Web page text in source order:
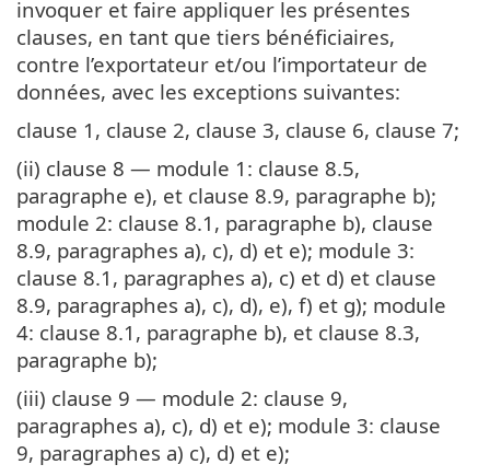
invoquer et faire appliquer les présentes
clauses, en tant que tiers bénéficiaires,
contre l’exportateur et/ou l’importateur de
données, avec les exceptions suivantes:
clause 1, clause 2, clause 3, clause 6, clause 7;
(ii) clause 8 — module 1: clause 8.5,
paragraphe e), et clause 8.9, paragraphe b);
module 2: clause 8.1, paragraphe b), clause
8.9, paragraphes a), c), d) et e); module 3:
clause 8.1, paragraphes a), c) et d) et clause
8.9, paragraphes a), c), d), e), f) et g); module
4: clause 8.1, paragraphe b), et clause 8.3,
paragraphe b);
(iii) clause 9 — module 2: clause 9,
paragraphes a), c), d) et e); module 3: clause
9, paragraphes a) c), d) et e);